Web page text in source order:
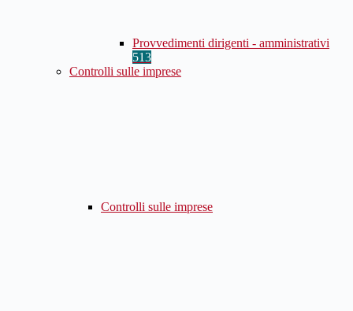
Provvedimenti dirigenti - amministrativi
513
Controlli sulle imprese
Controlli sulle imprese